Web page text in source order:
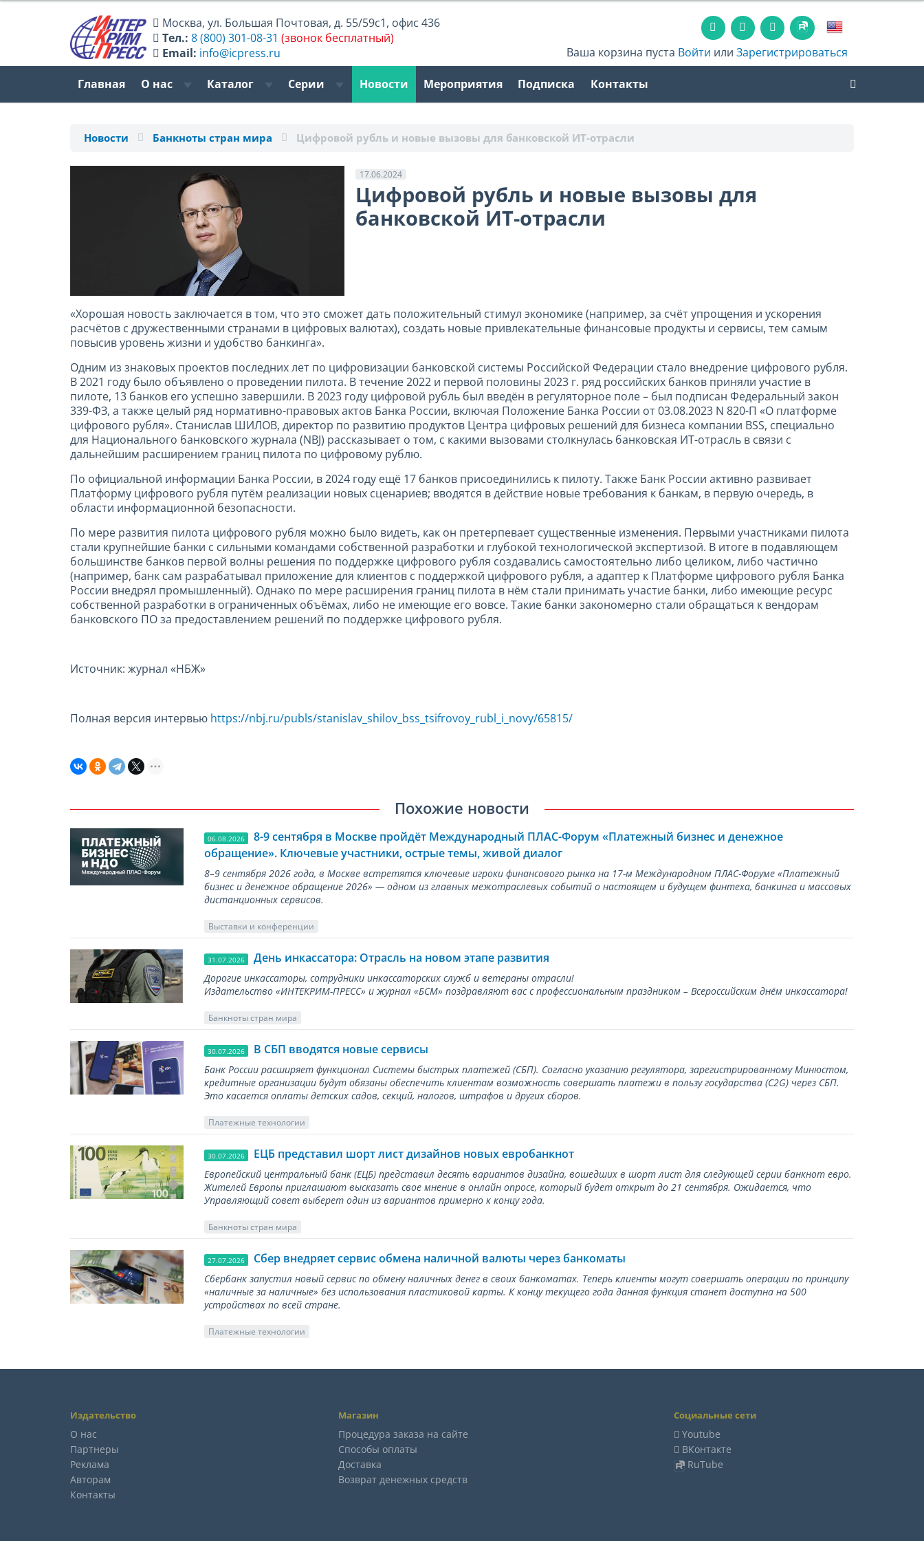
Москва,ул. Большая Почтовая, д. 55/59с1, офис 436
Тел.: 8 (800) 301-08-31 (звонок бесплатный)
Email: info@icpress.ru Ваша корзина пуста Войти илиЗарегистрироваться
Главная О нас Каталог Серии Новости Мероприятия Подписка Контакты
Новости Банкноты стран мира Цифровой рубль и новые вызовы для банковской ИT-отрасли
17.06.2024
Цифровой рубль и новые вызовы для
банковской ИT-отрасли
«Хорошая новость заключается в том, что это сможет дать положительный стимул экономике (например, за счёт упрощения и ускорения
расчётов с дружественными странами в цифровых валютах), создать новые привлекательные финансовые продукты и сервисы, тем самым
повысив уровень жизни и удобство банкинга».
Одним из знаковых проектов последних лет по цифровизации банковской системы Российской Федерации стало внедрение цифрового рубля.
В 2021 году было объявлено о проведении пилота. В течение 2022 и первой половины 2023 г. ряд российских банков приняли участие в
пилоте, 13 банков его успешно завершили. В 2023 году цифровой рубль был введён в регуляторное поле – был подписан Федеральный закон
339-ФЗ, а также целый ряд нормативно-правовых актов Банка России, включая Положение Банка России от 03.08.2023 N 820-П «О платформе
цифрового рубля». Станислав ШИЛОВ, директор по развитию продуктов Центра цифровых решений для бизнеса компании BSS, специально
для Национального банковского журнала (NBJ) рассказывает о том, с какими вызовами столкнулась банковская ИT-отрасль в связи с
дальнейшим расширением границ пилота по цифровому рублю.
По официальной информации Банка России, в 2024 году ещё 17 банков присоединились к пилоту. Также Банк России активно развивает
Платформу цифрового рубля путём реализации новых сценариев; вводятся в действие новые требования к банкам, в первую очередь, в
области информационной безопасности.
По мере развития пилота цифрового рубля можно было видеть, как он претерпевает существенные изменения. Первыми участниками пилота
стали крупнейшие банки с сильными командами собственной разработки и глубокой технологической экспертизой. В итоге в подавляющем
большинстве банков первой волны решения по поддержке цифрового рубля создавались самостоятельно либо целиком, либо частично
(например, банк сам разрабатывал приложение для клиентов с поддержкой цифрового рубля, а адаптер к Платформе цифрового рубля Банка
России внедрял промышленный). Однако по мере расширения границ пилота в нём стали принимать участие банки, либо имеющие ресурс
собственной разработки в ограниченных объёмах, либо не имеющие его вовсе. Такие банки закономерно стали обращаться к вендорам
банковского ПО за предоставлением решений по поддержке цифрового рубля.
Источник: журнал «НБЖ»
Полная версия интервью https://nbj.ru/publs/stanislav_shilov_bss_tsifrovoy_rubl_i_novy/65815/
Похожие новости
06.08.2026
8-9 сентября в Москве пройдёт Международный ПЛАС-Форум «Платежный бизнес и денежное
обращение». Ключевые участники, острые темы, живой диалог
8–9 сентября 2026 года, в Москве встретятся ключевые игроки финансового рынка на 17-м Международном ПЛАС-Форуме «Платежный
бизнес и денежное обращение 2026» — одном из главных межотраслевых событий о настоящем и будущем финтеха, банкинга и массовых
дистанционных сервисов.
Выставки и конференции
31.07.2026 День инкассатора: Отрасль на новом этапе развития
Дорогие инкассаторы, сотрудники инкассаторских служб и ветераны отрасли!
Издательство «ИНТЕКРИМ-ПРЕСС» и журнал «БСМ» поздравляют вас с профессиональным праздником – Всероссийским днём инкассатора!
Банкноты стран мира
30.07.2026 В СБП вводятся новые сервисы
Банк России расширяет функционал Системы быстрых платежей (СБП). Согласно указанию регулятора, зарегистрированному Минюстом,
кредитные организации будут обязаны обеспечить клиентам возможность совершать платежи в пользу государства (С2G) через СБП.
Это касается оплаты детских садов, секций, налогов, штрафов и других сборов.
Платежные технологии
30.07.2026 ЕЦБ представил шорт лист дизайнов новых евробанкнот
Европейский центральный банк (ЕЦБ) представил десять вариантов дизайна, вошедших в шорт лист для следующей серии банкнот евро.
Жителей Европы приглашают высказать свое мнение в онлайн опросе, который будет открыт до 21 сентября. Ожидается, что
Управляющий совет выберет один из вариантов примерно к концу года.
Банкноты стран мира
27.07.2026 Сбер внедряет сервис обмена наличной валюты через банкоматы
Сбербанк запустил новый сервис по обмену наличных денег в своих банкоматах. Теперь клиенты могут совершать операции по принципу
«наличные за наличные» без использования пластиковой карты. К концу текущего года данная функция станет доступна на 500
устройствах по всей стране.
Платежные технологии
Издательство
О нас
Партнеры
Реклама
Авторам
Контакты
Магазин
Процедура заказа на сайте
Способы оплаты
Доставка
Возврат денежных средств
Социальные сети
Youtube
ВКонтакте
RuTube